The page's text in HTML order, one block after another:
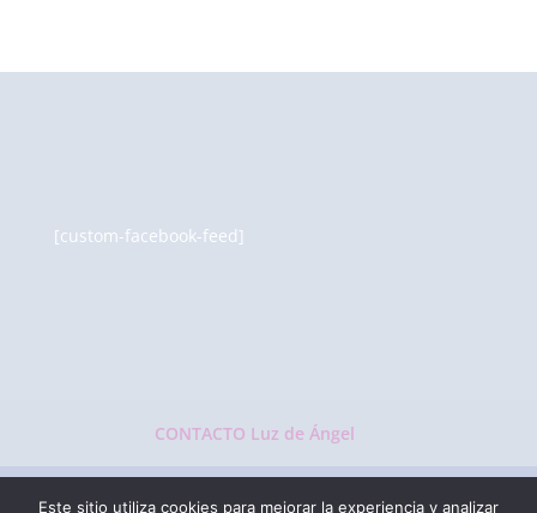
[custom-facebook-feed]
CONTACTO Luz de Ángel
Este sitio utiliza cookies para mejorar la experiencia y analizar